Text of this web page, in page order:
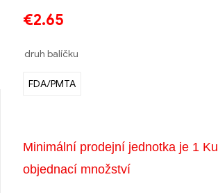
€2.65
druh balíčku
FDA/PMTA
Minimální prodejní jednotka je 1
objednací množství